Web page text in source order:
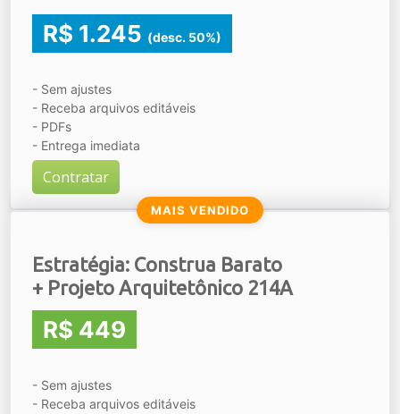
R$ 1.245 (desc. 50%)
- Sem ajustes
- Receba arquivos editáveis
- PDFs
- Entrega imediata
Contratar
MAIS VENDIDO
Estratégia: Construa Barato
+ Projeto Arquitetônico 214A
R$ 449
- Sem ajustes
- Receba arquivos editáveis